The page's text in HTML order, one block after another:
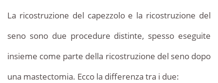
La ricostruzione del capezzolo e la ricostruzione del
seno sono due procedure distinte, spesso eseguite
insieme come parte della ricostruzione del seno dopo
una mastectomia. Ecco la differenza tra i due: